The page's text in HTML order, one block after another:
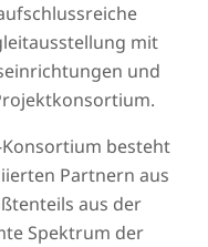
mit
und
besteht
Partnern aus
aus der
Spektrum der